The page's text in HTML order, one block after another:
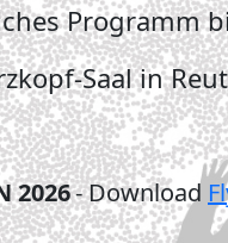
Programm
Saal in
2026- Download